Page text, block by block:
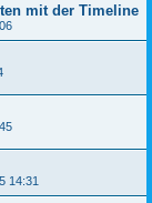
mit der Timeline
14:31